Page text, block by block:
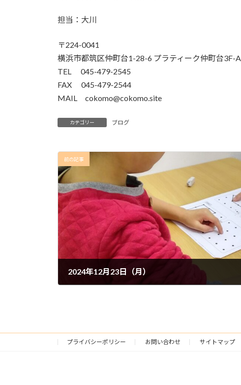
担当：大川
〒224-0041
横浜市都筑区仲町台1-28-6 プラティーク仲町台3F-A
TEL 045-479-2545
FAX 045-479-2544
MAIL cokomo@cokomo.site
カテゴリー ブログ
前の記事
2024年12月23日（月）
プライバシーポリシー お問い合わせ サイトマップ